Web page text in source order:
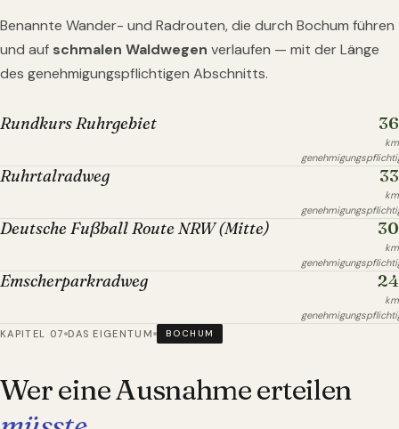
Benannte Wander- und Radrouten, die durch Bochum führen
und auf schmalen Waldwegen verlaufen — mit der Länge
des genehmigungspflichtigen Abschnitts.
Rundkurs Ruhrgebiet 36
km
Ruhrtalradweg 33
km
Deutsche Fußball Route NRW (Mitte) 30
km
Emscherparkradweg 24
km
KAPITEL 07 DAS EIGENTUM BOCHUM
Wer eine Ausnahme erteilen